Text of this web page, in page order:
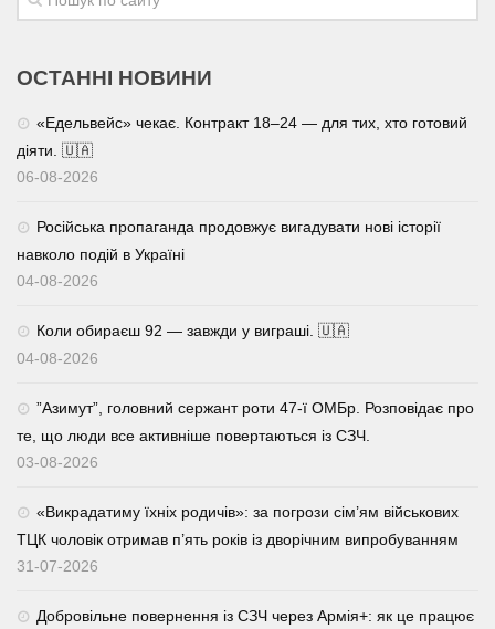
ОСТАННІ НОВИНИ
«Едельвейс» чекає. Контракт 18–24 — для тих, хто готовий
діяти. 🇺🇦
06-08-2026
Російська пропаганда продовжує вигадувати нові історії
навколо подій в Україні
04-08-2026
Коли обираєш 92 — завжди у виграші. 🇺🇦
04-08-2026
⁨”Азимут”, головний сержант роти 47-ї ОМБр. Розповідає про
те, що люди все активніше повертаються із СЗЧ.
03-08-2026
«Викрадатиму їхніх родичів»: за погрози сім’ям військових
ТЦК чоловік отримав п’ять років із дворічним випробуванням
31-07-2026
Добровільне повернення із СЗЧ через Армія+: як це працює